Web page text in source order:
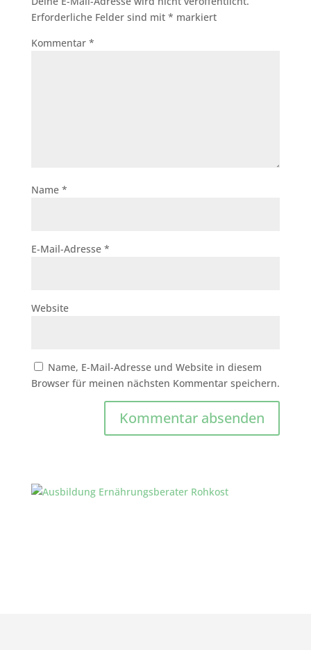
Erforderliche Felder sind mit * markiert
Kommentar *
Name *
E-Mail-Adresse *
Website
Name, E-Mail-Adresse und Website in diesem
Browser für meinen nächsten Kommentar speichern.